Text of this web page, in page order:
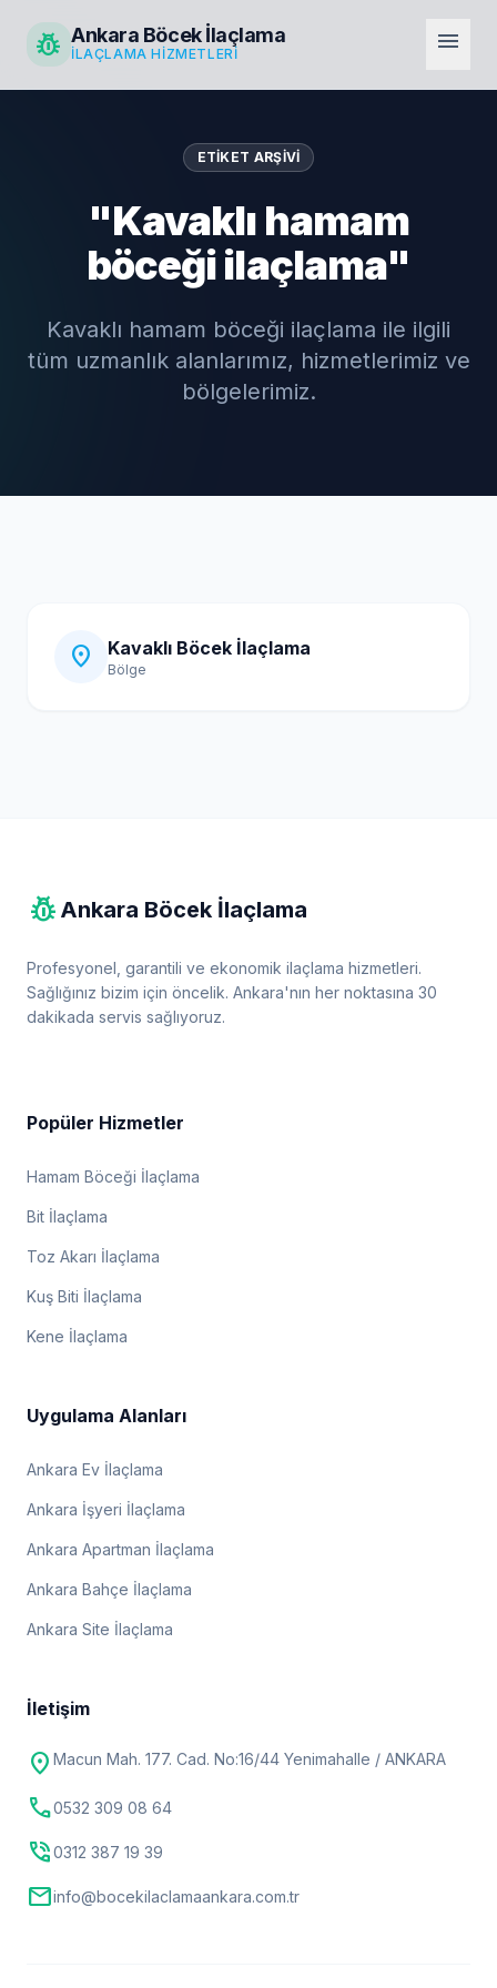
pest_control Ankara Böcek İlaçlama
İLAÇLAMA HIZMETLERI menu
ETIKET ARŞIVI
"Kavaklı hamam
böceği ilaçlama"
Kavaklı hamam böceği ilaçlama ile ilgili
tüm uzmanlık alanlarımız, hizmetlerimiz ve
bölgelerimiz.
location_on Kavaklı Böcek İlaçlama
Bölge
pest_control Ankara Böcek İlaçlama
Profesyonel, garantili ve ekonomik ilaçlama hizmetleri.
Sağlığınız bizim için öncelik. Ankara'nın her noktasına 30
dakikada servis sağlıyoruz.
Popüler Hizmetler
Hamam Böceği İlaçlama
Bit İlaçlama
Toz Akarı İlaçlama
Kuş Biti İlaçlama
Kene İlaçlama
Uygulama Alanları
Ankara Ev İlaçlama
Ankara İşyeri İlaçlama
Ankara Apartman İlaçlama
Ankara Bahçe İlaçlama
Ankara Site İlaçlama
İletişim
location_on Macun Mah. 177. Cad. No:16/44 Yenimahalle / ANKARA
call0532 309 08 64
phone_in_talk0312 387 19 39
mailinfo@bocekilaclamaankara.com.tr